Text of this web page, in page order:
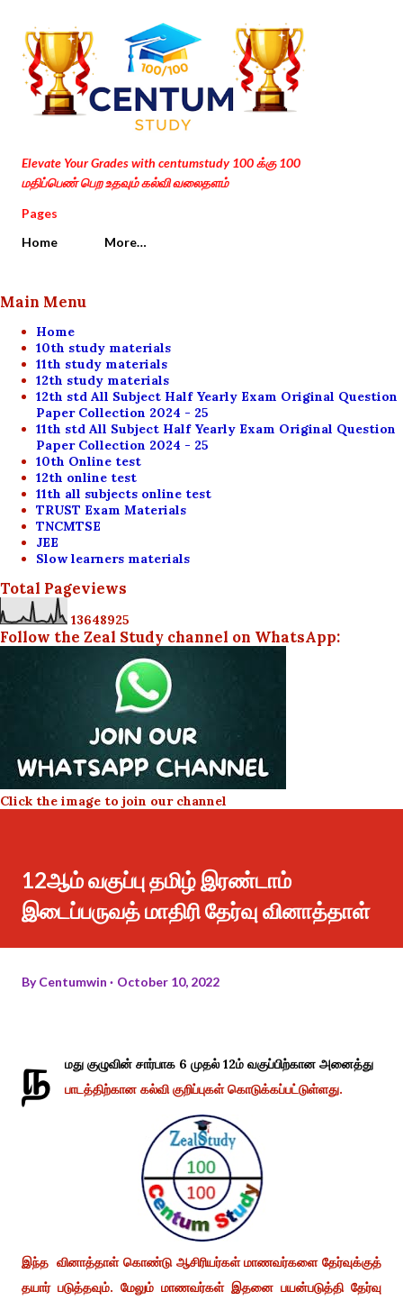
Skip to main content
Elevate Your Grades with centumstudy 100 க்கு 100
மதிப்பெண் பெற உதவும் கல்வி வலைதளம்
Pages
Home
More…
Main Menu
Home
10th study materials
11th study materials
12th study materials
12th std All Subject Half Yearly Exam Original Question
Paper Collection 2024 - 25
11th std All Subject Half Yearly Exam Original Question
Paper Collection 2024 - 25
10th Online test
12th online test
11th all subjects online test
TRUST Exam Materials
TNCMTSE
JEE
Slow learners materials
Total Pageviews
13648925
Follow the Zeal Study channel on WhatsApp:
Click the image to join our channel
12ஆம் வகுப்பு தமிழ் இரண்டாம்
இடைப்பருவத் மாதிரி தேர்வு வினாத்தாள்
ByCentumwin October 10, 2022
ந
மது குழுவின் சார்பாக 6 முதல் 12ம் வகுப்பிற்கான அனைத்து
பாடத்திற்கான கல்வி குறிப்புகள் கொடுக்கப்பட்டுள்ளது.
இந்த வினாத்தாள் கொண்டு ஆசிரியர்கள் மாணவர்களை தேர்வுக்குத்
தயார் படுத்தவும். மேலும் மாணவர்கள் இதனை பயன்படுத்தி தேர்வு